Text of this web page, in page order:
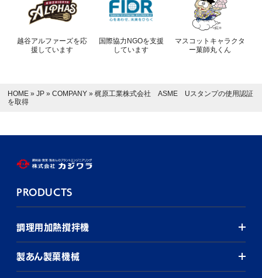
越谷アルファーズを応
援しています
国際協力NGOを支援
しています
マスコットキャラクタ
ー菓師丸くん
HOME » JP » COMPANY » 梶原工業株式会社 ASME Uスタンプの使用認証
を取得
PRODUCTS
調理用加熱撹拌機
製あん製菓機械